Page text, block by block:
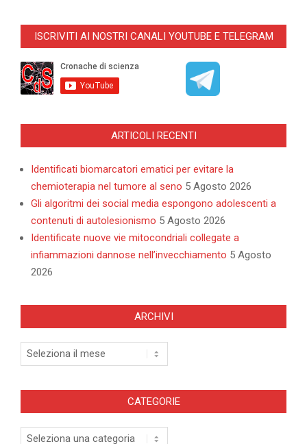
01-
ISCRIVITI AI NOSTRI CANALI YOUTUBE E TELEGRAM
ARTICOLI RECENTI
Identificati biomarcatori ematici per evitare la
chemioterapia nel tumore al seno 5 Agosto 2026
Gli algoritmi dei social media espongono adolescenti a
contenuti di autolesionismo 5 Agosto 2026
Identificate nuove vie mitocondriali collegate a
infiammazioni dannose nell’invecchiamento 5 Agosto
2026
ARCHIVI
Archivi
CATEGORIE
Categorie